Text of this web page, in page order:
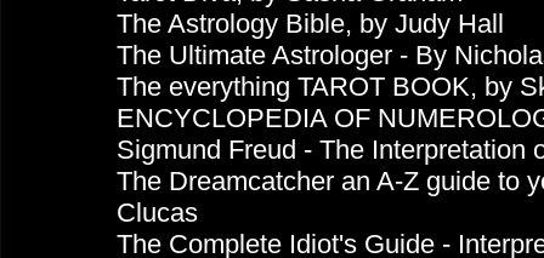
The Astrology Bible, by Judy Hall
The Ultimate Astrologer - By
The everything TAROT BOOK, by
ENCYCLOPEDIA OF
Sigmund Freud - The Interpretation
The Dreamcatcher an A-Z guide to
Clucas
The Complete Idiot's Guide -